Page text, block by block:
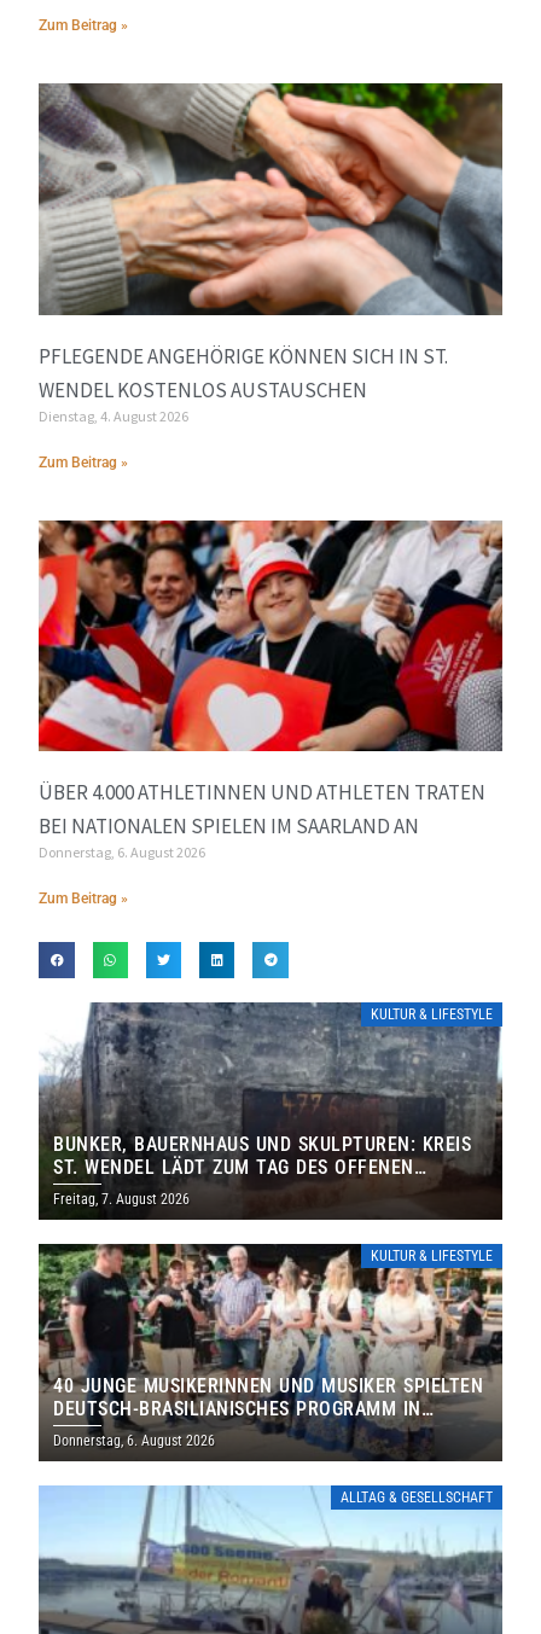
Zum Beitrag »
PFLEGENDE ANGEHÖRIGE KÖNNEN SICH IN ST.
WENDEL KOSTENLOS AUSTAUSCHEN
Dienstag, 4. August 2026
Zum Beitrag »
ÜBER 4.000 ATHLETINNEN UND ATHLETEN TRATEN
BEI NATIONALEN SPIELEN IM SAARLAND AN
Donnerstag, 6. August 2026
Zum Beitrag »
KULTUR & LIFESTYLE
BUNKER, BAUERNHAUS UND SKULPTUREN: KREIS
ST. WENDEL LÄDT ZUM TAG DES OFFENEN
DENKMALS EIN
Freitag, 7. August 2026
KULTUR & LIFESTYLE
40 JUNGE MUSIKERINNEN UND MUSIKER SPIELTEN
DEUTSCH-BRASILIANISCHES PROGRAMM IN
THOLEY
Donnerstag, 6. August 2026
ALLTAG & GESELLSCHAFT